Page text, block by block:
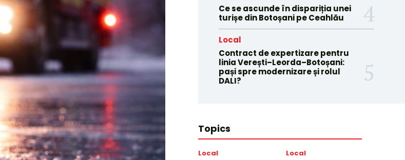
Ce se ascunde în dispariția unei
turișe din Botoșani pe Ceahlău
Local
Contract de expertizare pentru
linia Verești–Leorda–Botoșani:
pași spre modernizare și rolul
DALI?
Topics
Local Local